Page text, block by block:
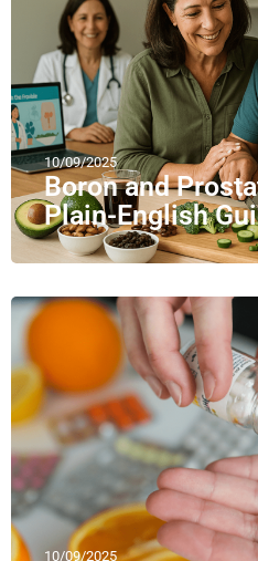
10/09/2025
Boron and
Plain-English
10/09/2025